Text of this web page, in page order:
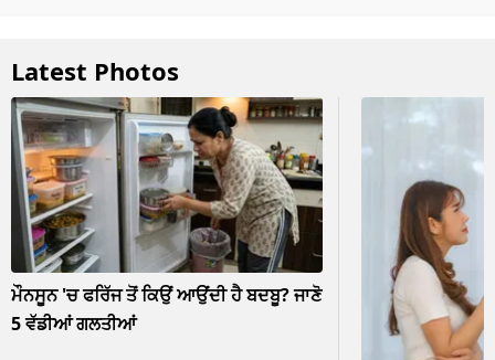
Latest Photos
ਮੌਨਸੂਨ 'ਚ ਫਰਿੱਜ ਤੋਂ ਕਿਉਂ ਆਉਂਦੀ ਹੈ ਬਦਬੂ? ਜਾਣੋ
5 ਵੱਡੀਆਂ ਗਲਤੀਆਂ